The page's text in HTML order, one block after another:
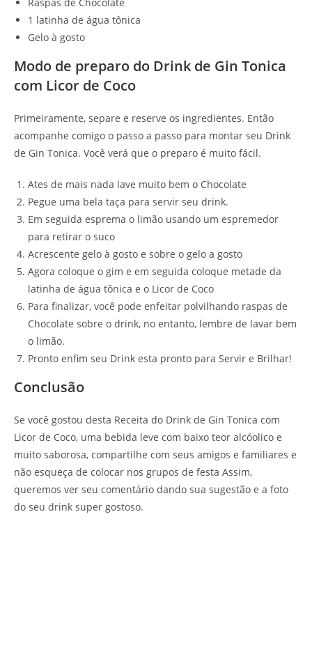
1 latinha de água tônica
Gelo à gosto
Modo de preparo do Drink de Gin Tonica
com Licor de Coco
Primeiramente, separe e reserve os ingredientes. Então
acompanhe comigo o passo a passo para montar seu Drink
de Gin Tonica. Você verá que o preparo é muito fácil.
Ates de mais nada lave muito bem o Chocolate
Pegue uma bela taça para servir seu drink.
Em seguida esprema o limão usando um espremedor
para retirar o suco
Acrescente gelo à gosto e sobre o gelo a gosto
Agora coloque o gim e em seguida coloque metade da
latinha de água tônica e o Licor de Coco
Para finalizar, você pode enfeitar polvilhando raspas de
Chocolate sobre o drink, no entanto, lembre de lavar bem
o limão.
Pronto enfim seu Drink esta pronto para Servir e Brilhar!
Conclusão
Se você gostou desta Receita do Drink de Gin Tonica com
Licor de Coco, uma bebida leve com baixo teor alcóolico e
muito saborosa, compartilhe com seus amigos e familiares e
não esqueça de colocar nos grupos de festa Assim,
queremos ver seu comentário dando sua sugestão e a foto
do seu drink super gostoso.